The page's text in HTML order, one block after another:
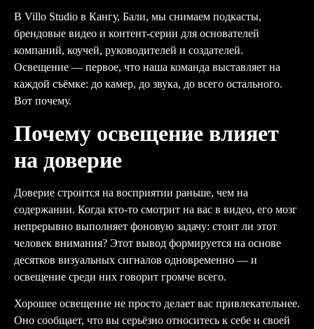
В Villo Studio в Кангу, Бали, мы снимаем подкасты,
брендовые видео и контент-серии для основателей
компаний, коучей, руководителей и создателей.
Освещение — первое, что наша команда выставляет на
каждой съёмке: до камер, до звука, до всего остального.
Вот почему.
Почему освещение влияет
на доверие
Доверие строится на восприятии раньше, чем на
содержании. Когда кто-то смотрит на вас в видео, его мозг
непрерывно выполняет фоновую задачу: стоит ли этот
человек внимания? Этот вывод формируется на основе
десятков визуальных сигналов одновременно — и
освещение среди них говорит громче всего.
Хорошее освещение не просто делает вас привлекательнее.
Оно сообщает, что вы серьёзно относитесь к себе и своей